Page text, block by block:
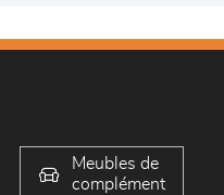
Meubles de
complément